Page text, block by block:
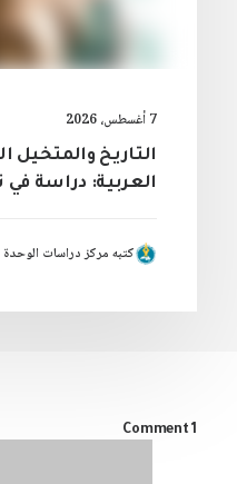
7 أغسطس، 2026
التاريخ والمتخيل
العربية: دراسة في
كتبه مركز دراسات الوحدة
1 Comment